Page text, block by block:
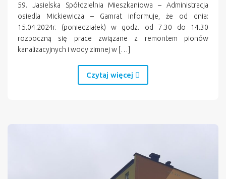
59. Jasielska Spółdzielnia Mieszkaniowa – Administracja
osiedla Mickiewicza – Gamrat informuje, że od dnia:
15.04.2024r. (poniedziałek) w godz. od 7.30 do 14.30
rozpoczną się prace związane z remontem pionów
kanalizacyjnych i wody zimnej w […]
Czytaj więcej